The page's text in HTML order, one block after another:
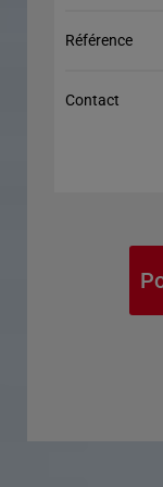
Référence
Contact